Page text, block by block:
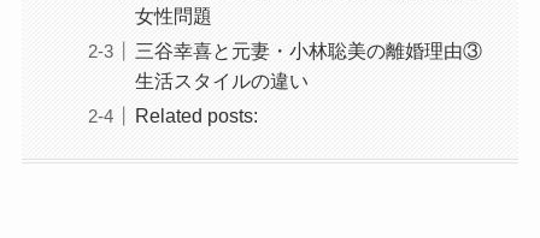
女性問題
三谷幸喜と元妻・小林聡美の離婚理由③
生活スタイルの違い
Related posts: